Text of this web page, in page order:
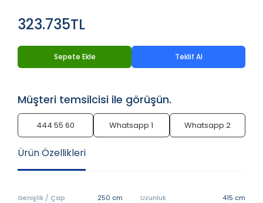
323.735TL
Sepete Ekle Teklif Al
Müşteri temsilcisi ile görüşün.
444 55 60 Whatsapp 1 Whatsapp 2
Ürün Özellikleri
Genişlik / Çap 250 cm Uzunluk 415 cm